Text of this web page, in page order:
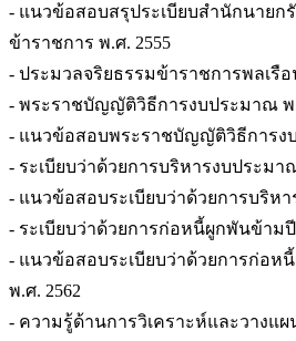
- แนวข้อสอบสรุประเบียบสำนักนายก
ข้าราชการ พ.ศ. 2555
- ประมวลจริยธรรมข้าราชการพลเรือ
- พระราชบัญญัติวิธีการงบประมาณ พ.
- แนวข้อสอบพระราชบัญญัติวิธีการง
- ระเบียบว่าด้วยการบริหารงบประมา
- แนวข้อสอบระเบียบว่าด้วยการบริห
- ระเบียบว่าด้วยการก่อหนี้ผูกพันข้าม
- แนวข้อสอบระเบียบว่าด้วยการก่อ
พ.ศ. 2562
- ความรู้ด้านการวิเคราะห์และวางแ